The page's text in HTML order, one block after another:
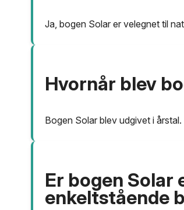
Ja, bogen Solar er velegnet til
Hvornår blev
Bogen Solar blev udgivet i årstal.
Er bogen Solar
enkeltstående